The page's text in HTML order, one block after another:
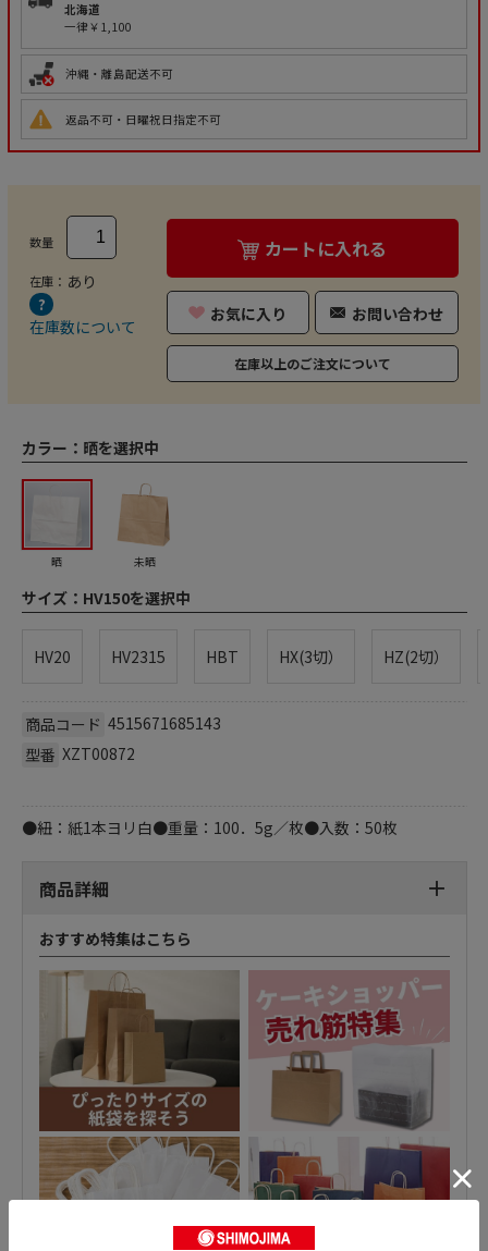
北海道
一律￥1,100
沖縄・離島配送不可
返品不可・日曜祝日指定不可
数量
在庫： あり
在庫数について
カートに入れる
お気に入り お問い合わせ
在庫以上のご注文について
カラー： 晒を選択中
晒 未晒
サイズ： HV150を選択中
HV20 HV2315 HBT HX(3切） HZ(2切）
商品コード 4515671685143
型番 XZT00872
●紐：紙1本ヨリ白●重量：100．5g／枚●入数：50枚
商品詳細
おすすめ特集はこちら